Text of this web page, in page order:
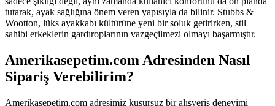
tutarak, ayak sağlığına önem veren yapısıyla da bilinir. Stubbs &
Wootton, lüks ayakkabı kültürüne yeni bir soluk getirirken, stil
sahibi erkeklerin gardıroplarının vazgeçilmezi olmayı başarmıştır.
Amerikasepetim.com Adresinden Nasıl
Sipariş Verebilirim?
Amerikasepetim.com adresimiz kusursuz bir alışveriş deneyimi